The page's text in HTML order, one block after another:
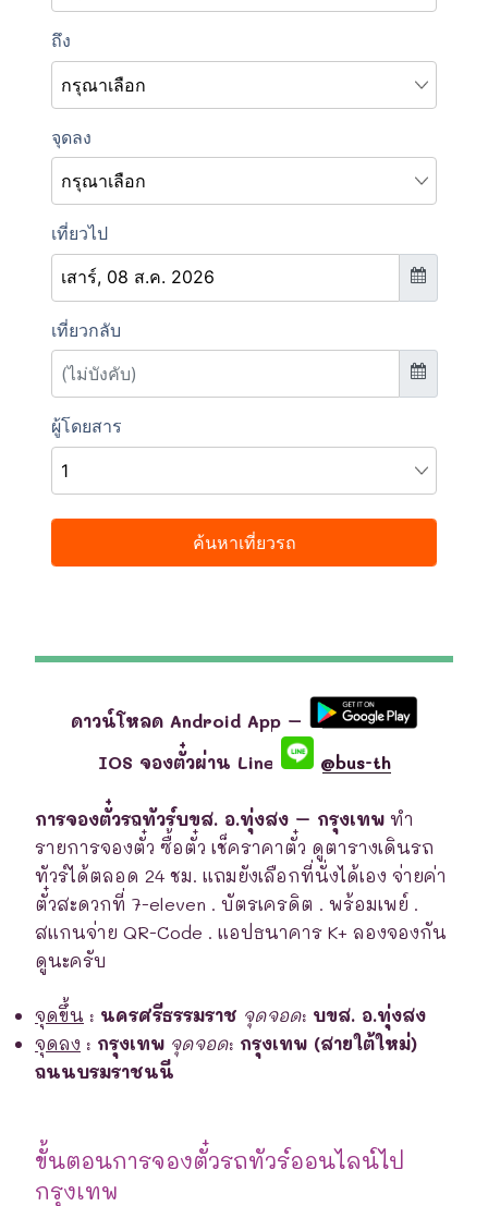
ดาวน์โหลด Android App –
IOS จองตั๋วผ่าน Line
@bus-th
การจองตั๋วรถทัวร์บขส. อ.ทุ่งสง – กรุงเทพ ทำ
รายการจองตั๋ว ซื้อตั๋ว เช็คราคาตั๋ว ดูตารางเดินรถ
ทัวร์ได้ตลอด 24 ชม. แถมยังเลือกที่นั่งได้เอง จ่ายค่า
ตั๋วสะดวกที่ 7-eleven . บัตรเครดิต . พร้อมเพย์ .
สแกนจ่าย QR-Code . แอปธนาคาร K+ ลองจองกัน
ดูนะครับ
จุดขึ้น : นครศรีธรรมราช จุดจอด: บขส. อ.ทุ่งสง
จุดลง : กรุงเทพ จุดจอด: กรุงเทพ (สายใต้ใหม่)
ถนนบรมราชนนี
ขั้นตอนการจองตั๋วรถทัวร์ออนไลน์ไป
กรุงเทพ